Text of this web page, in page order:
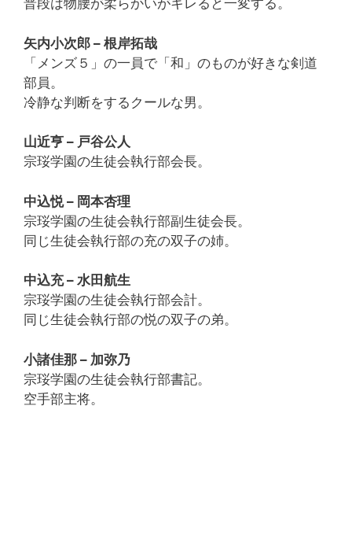
普段は物腰が柔らかいがキレると一変する。
矢内小次郎 – 根岸拓哉
「メンズ５」の一員で「和」のものが好きな剣道
部員。
冷静な判断をするクールな男。
山近亨 – 戸谷公人
宗珱学園の生徒会執行部会長。
中込悦 – 岡本杏理
宗珱学園の生徒会執行部副生徒会長。
同じ生徒会執行部の充の双子の姉。
中込充 – 水田航生
宗珱学園の生徒会執行部会計。
同じ生徒会執行部の悦の双子の弟。
小諸佳那 – 加弥乃
宗珱学園の生徒会執行部書記。
空手部主将。